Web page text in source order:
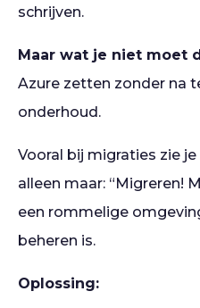
schrijven.
Maar wat je niet moet
Azure zetten zonder na
onderhoud.
Vooral bij migraties zie
alleen maar: “Migreren!
een rommelige
beheren is.
Oplossing: